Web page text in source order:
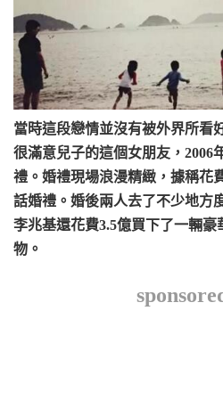
當時這段戀情並沒有被外界所看
很滿意兒子的這個女朋友，2006
禮。婚禮現場浪漫精緻，據稱花
話婚禮。婚後兩人去了不少地方
李兆基還花費3.5億買下了一輛
物。